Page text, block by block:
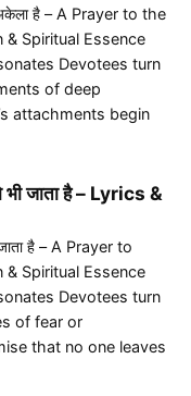
है – A Prayer to the
& Spiritual Essence
Devotees turn
of deep
attachments begin
भी जाता है – Lyrics &
जाता है – A Prayer to
& Spiritual Essence
Devotees turn
of fear or
that no one leaves